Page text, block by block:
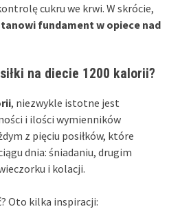
cukru we krwi. W skrócie,
fundament w opiece nad
na diecie 1200 kalorii?
, niezwykle istotne jest
i ilości wymienników
z pięciu posiłków, które
dnia: śniadaniu, drugim
i kolacji.
Oto kilka inspiracji: